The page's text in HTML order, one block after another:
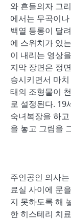
와 흔들의자 그
에서는 무곡이
백열 등롱이 달
에 스위치가 있
이 내리는 영상
지막 장면은 정
승시키면서 마
태의 조형물이
로 설정된다. 19
숙녀복장을 하
을 놓고 그림을
주인공인 의사
료실 사이에 문
지 못하도록 해
한 히스테리 치